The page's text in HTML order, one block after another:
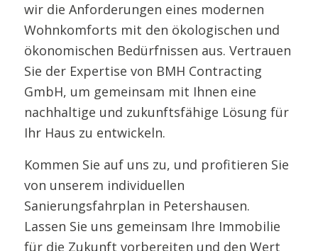
wir die Anforderungen eines modernen
Wohnkomforts mit den ökologischen und
ökonomischen Bedürfnissen aus. Vertrauen
Sie der Expertise von BMH Contracting
GmbH, um gemeinsam mit Ihnen eine
nachhaltige und zukunftsfähige Lösung für
Ihr Haus zu entwickeln.
Kommen Sie auf uns zu, und profitieren Sie
von unserem individuellen
Sanierungsfahrplan in Petershausen.
Lassen Sie uns gemeinsam Ihre Immobilie
für die Zukunft vorbereiten und den Wert